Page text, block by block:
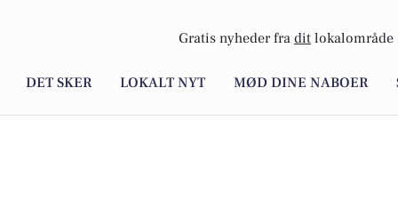
Gratis nyheder fra dit lokalområde
DET SKER LOKALT NYT MØD DINE NABOER